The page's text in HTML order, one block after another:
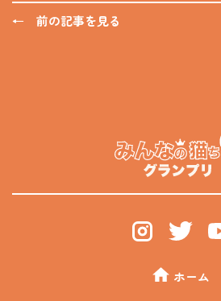
← 前の記事を見る
ホーム